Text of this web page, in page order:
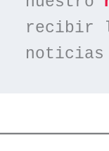
recibir
noticias